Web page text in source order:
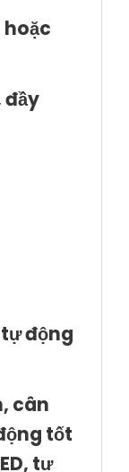
đầy
động
cân
tốt
tự